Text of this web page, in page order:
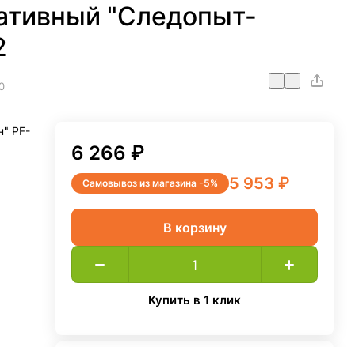
"Следопыт-
PF-
6 266 ₽
Самовывоз из магазина -5% 5 953 ₽
В корзину
Купить в 1 клик